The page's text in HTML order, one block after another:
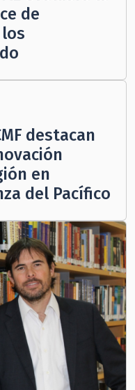
de
destacan
en
del Pacífico